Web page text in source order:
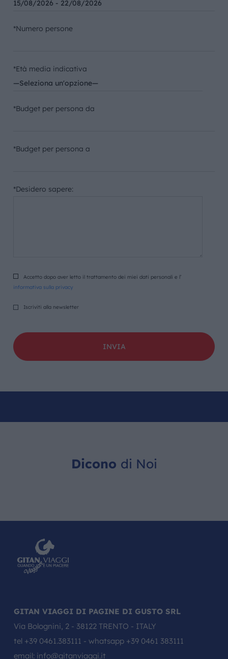
*Numero persone
*Età media indicativa
*Budget per persona da
*Budget per persona a
*Desidero sapere:
Accetto dopo aver letto il trattamento dei miei dati personali e l’
informativa sulla privacy
Iscriviti alla newsletter
Dicono di Noi
GITAN VIAGGI DI PAGINE DI GUSTO SRL
Via Bolognini, 2 - 38122 TRENTO - ITALY
tel +39 0461.383111 - whatsapp +39 0461 383111
email: info@gitanviaggi.it